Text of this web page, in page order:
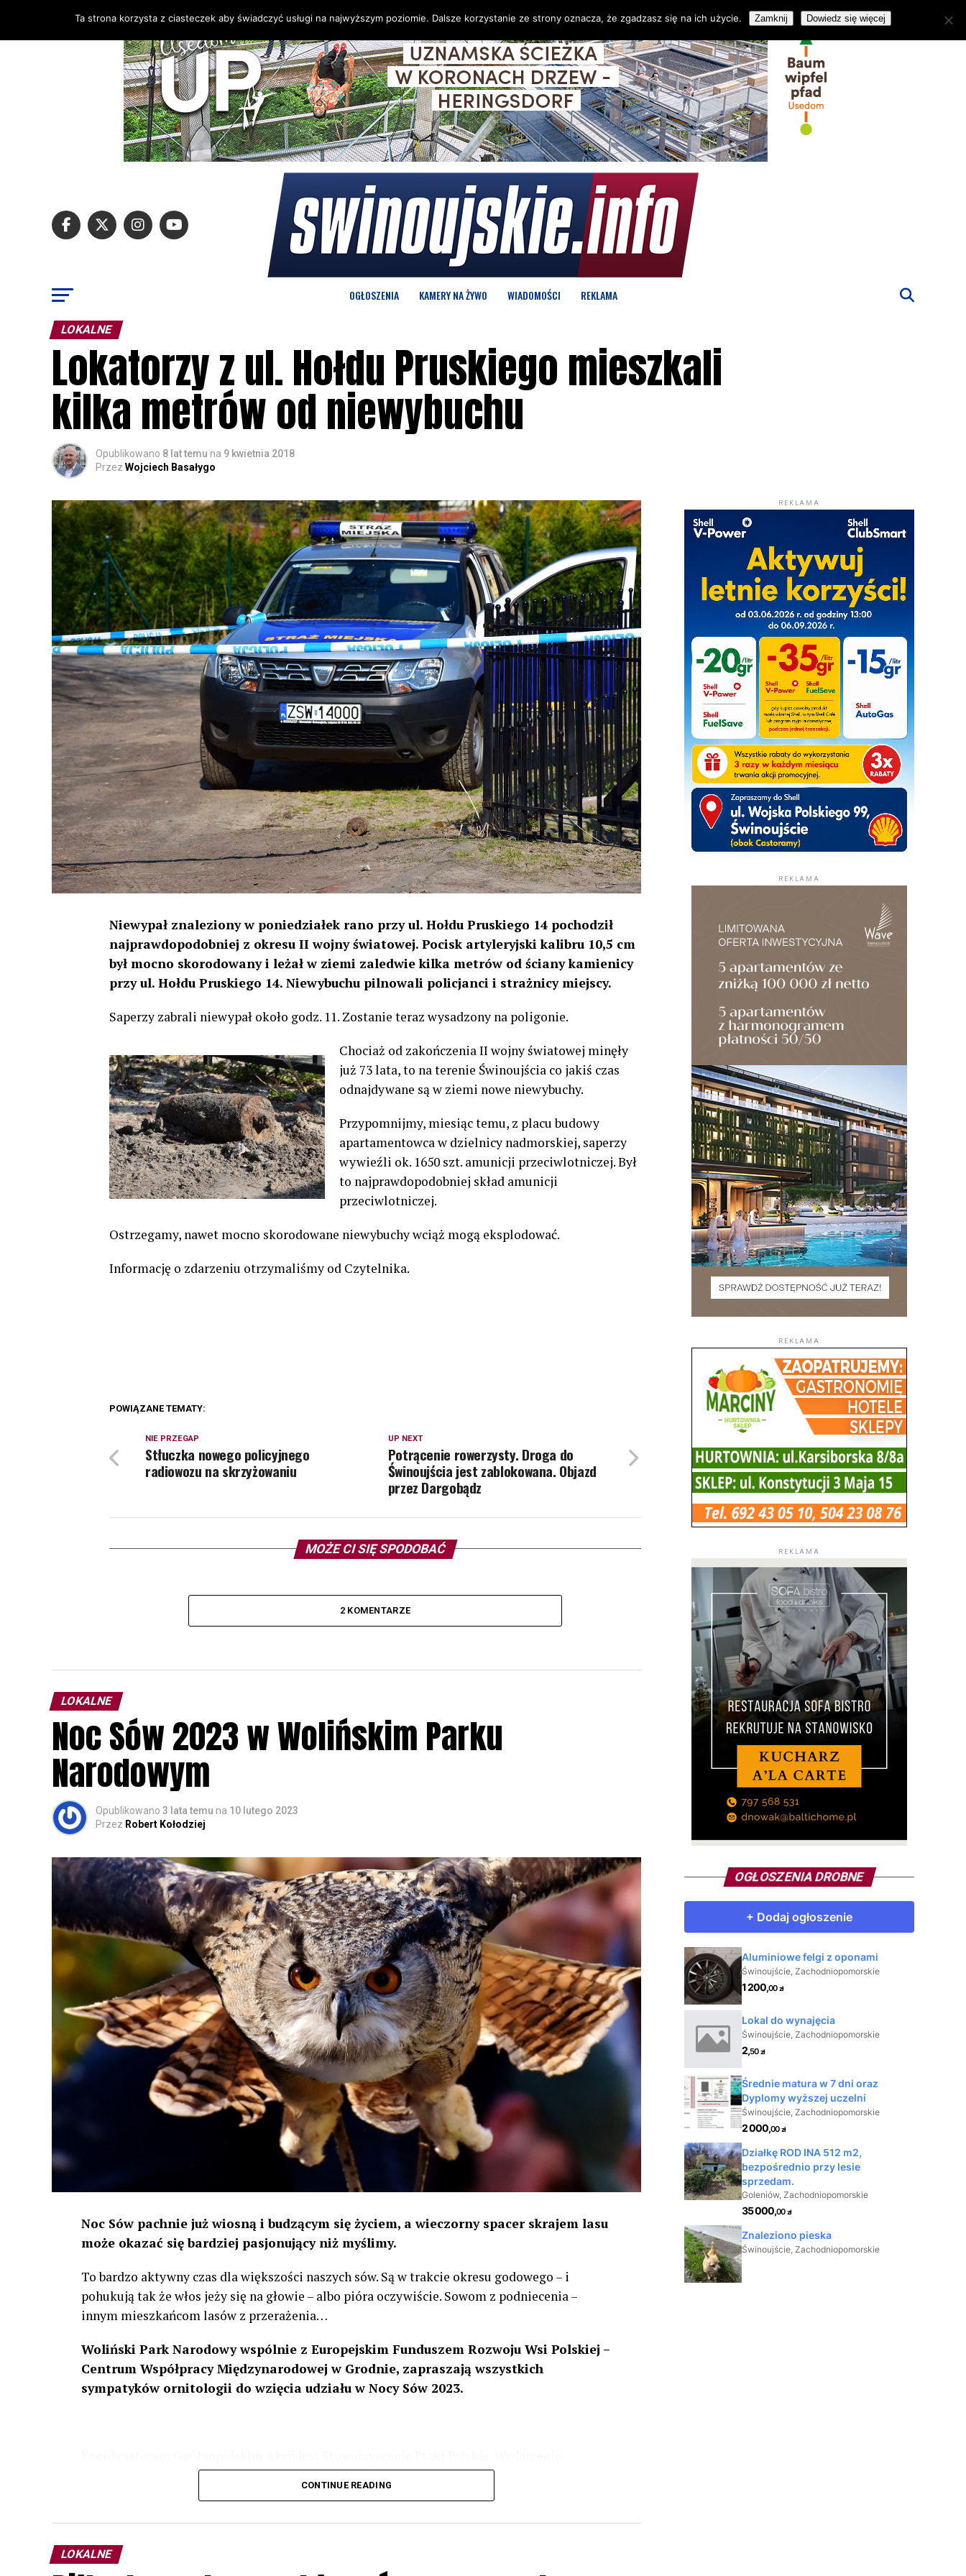
OGŁOSZENIA KAMERY NA ŻYWO WIADOMOŚCI REKLAMA
LOKALNE
Lokatorzy z ul. Hołdu Pruskiego mieszkali
kilka metrów od niewybuchu
Opublikowano 8 lat temu na 9 kwietnia 2018
Przez Wojciech Basałygo
Niewypał znaleziony w poniedziałek rano przy ul. Hołdu Pruskiego 14 pochodził
najprawdopodobniej z okresu II wojny światowej. Pocisk artyleryjski kalibru 10,5 cm
był mocno skorodowany i leżał w ziemi zaledwie kilka metrów od ściany kamienicy
przy ul. Hołdu Pruskiego 14. Niewybuchu pilnowali policjanci i strażnicy miejscy.
Saperzy zabrali niewypał około godz. 11. Zostanie teraz wysadzony na poligonie.
Chociaż od zakończenia II wojny światowej minęły
już 73 lata, to na terenie Świnoujścia co jakiś czas
odnajdywane są w ziemi nowe niewybuchy.
Przypomnijmy, miesiąc temu, z placu budowy
apartamentowca w dzielnicy nadmorskiej, saperzy
wywieźli ok. 1650 szt. amunicji przeciwlotniczej. Był
to najprawdopodobniej skład amunicji
przeciwlotniczej.
Ostrzegamy, nawet mocno skorodowane niewybuchy wciąż mogą eksplodować.
Informację o zdarzeniu otrzymaliśmy od Czytelnika.
POWIĄZANE TEMATY:
UP NEXT
Potrącenie rowerzysty. Droga do
Świnoujścia jest zablokowana. Objazd
przez Dargobądz
NIE PRZEGAP
Stłuczka nowego policyjnego
radiowozu na skrzyżowaniu
MOŻE CI SIĘ SPODOBAĆ
2 KOMENTARZE
LOKALNE
Noc Sów 2023 w Wolińskim Parku
Narodowym
Opublikowano 3 lata temu na 10 lutego 2023
Przez Robert Kołodziej
Noc Sów pachnie już wiosną i budzącym się życiem, a wieczorny spacer skrajem lasu
może okazać się bardziej pasjonujący niż myślimy.
To bardzo aktywny czas dla większości naszych sów. Są w trakcie okresu godowego – i
pohukują tak że włos jeży się na głowie – albo pióra oczywiście. Sowom z podniecenia –
innym mieszkańcom lasów z przerażenia…
Woliński Park Narodowy wspólnie z Europejskim Funduszem Rozwoju Wsi Polskiej –
Centrum Współpracy Międzynarodowej w Grodnie, zapraszają wszystkich
sympatyków ornitologii do wzięcia udziału w Nocy Sów 2023.
odbędzie się w dniach24 i 25 lutego 2023 r. wg harmonogramu przedstawionego na
Wszystkich uczestników zapraszamy do udziału w Akcji, włączenia się w aktywne
CONTINUE READING
LOKALNE
REKLAMA
REKLAMA
REKLAMA
REKLAMA
OGŁOSZENIA DROBNE
Ta strona korzysta z ciasteczek aby świadczyć usługi na najwyższym poziomie. Dalsze korzystanie ze strony oznacza, że zgadzasz się na ich użycie. Zamknij Dowiedz się więcej